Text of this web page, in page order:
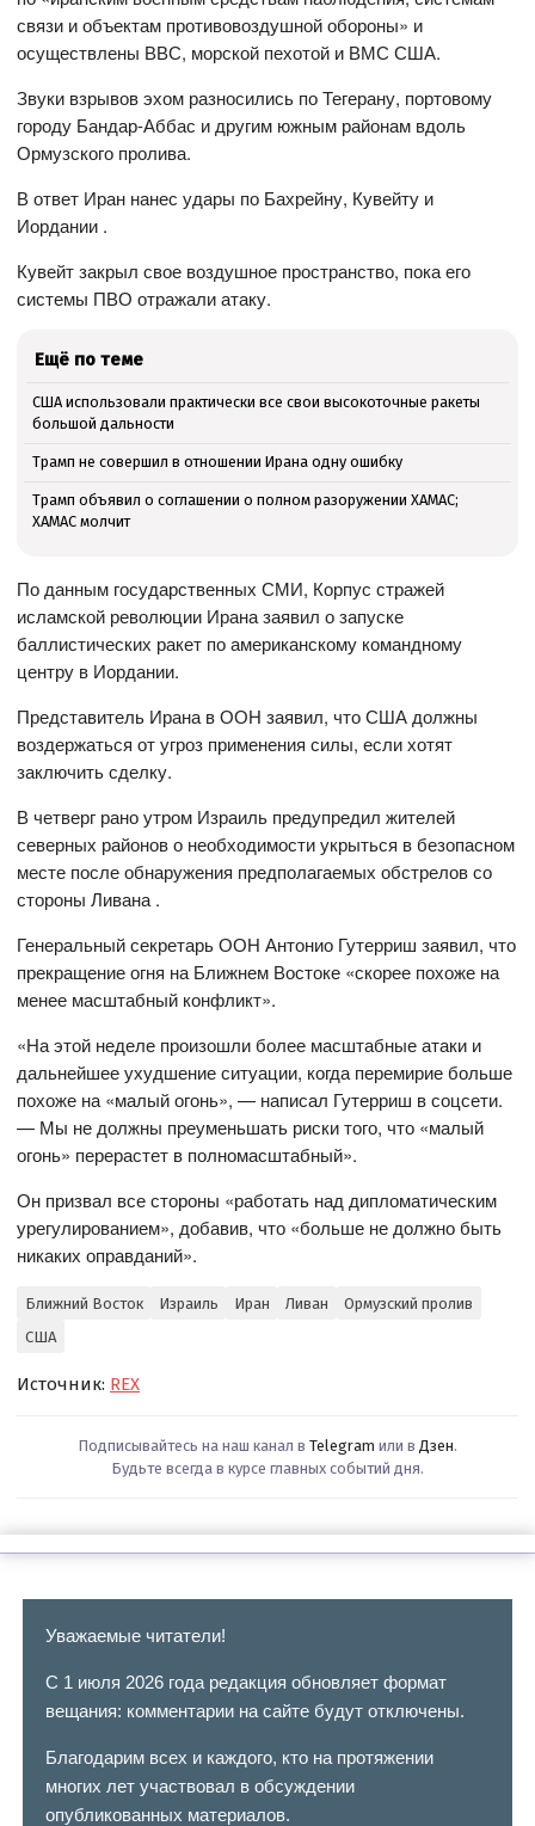
связи и объектам противовоздушной обороны» и
осуществлены ВВС, морской пехотой и ВМС США.
Звуки взрывов эхом разносились по Тегерану, портовому
городу Бандар-Аббас и другим южным районам вдоль
Ормузского пролива.
В ответ Иран нанес удары по Бахрейну, Кувейту и
Иордании .
Кувейт закрыл свое воздушное пространство, пока его
системы ПВО отражали атаку.
Ещё по теме
США использовали практически все свои высокоточные ракеты
большой дальности
Трамп не совершил в отношении Ирана одну ошибку
Трамп объявил о соглашении о полном разоружении ХАМАС;
ХАМАС молчит
По данным государственных СМИ, Корпус стражей
исламской революции Ирана заявил о запуске
баллистических ракет по американскому командному
центру в Иордании.
Представитель Ирана в ООН заявил, что США должны
воздержаться от угроз применения силы, если хотят
заключить сделку.
В четверг рано утром Израиль предупредил жителей
северных районов о необходимости укрыться в безопасном
месте после обнаружения предполагаемых обстрелов со
стороны Ливана .
Генеральный секретарь ООН Антонио Гутерриш заявил, что
прекращение огня на Ближнем Востоке «скорее похоже на
менее масштабный конфликт».
«На этой неделе произошли более масштабные атаки и
дальнейшее ухудшение ситуации, когда перемирие больше
похоже на «малый огонь», — написал Гутерриш в соцсети.
— Мы не должны преуменьшать риски того, что «малый
огонь» перерастет в полномасштабный».
Он призвал все стороны «работать над дипломатическим
урегулированием», добавив, что «больше не должно быть
никаких оправданий».
Ближний Восток Израиль Иран Ливан
Ормузский пролив
США
Источник: REX
Подписывайтесь на наш канал в Telegram или в Дзен.
Будьте всегда в курсе главных событий дня.
Уважаемые читатели!
С 1 июля 2026 года редакция обновляет формат
вещания: комментарии на сайте будут отключены.
Благодарим всех и каждого, кто на протяжении
многих лет участвовал в обсуждении
опубликованных материалов.